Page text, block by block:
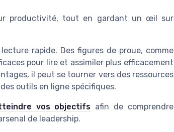
productivité, tout en gardant un œil sur
rapide. Des figures de proue, comme
pour lire et assimiler plus efficacement
il peut se tourner vers des ressources
outils en ligne spécifiques.
vos objectifs afin de comprendre
de leadership.